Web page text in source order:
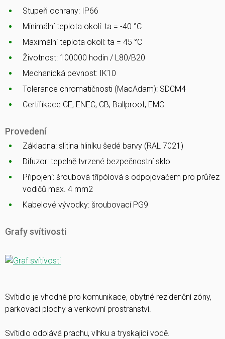
Stupeň ochrany: IP66
Minimální teplota okolí: ta = -40 °C
Maximální teplota okolí: ta = 45 °C
Životnost: 100000 hodin / L80/B20
Mechanická pevnost: IK10
Tolerance chromatičnosti (MacAdam): SDCM4
Certifikace CE, ENEC, CB, Ballproof, EMC
Provedení
Základna: slitina hliníku šedé barvy (RAL 7021)
Difuzor: tepelně tvrzené bezpečnostní sklo
Připojení: šroubová třípólová s odpojovačem pro průřez
vodičů max. 4 mm2
Kabelové vývodky: šroubovací PG9
Grafy svítivosti
Svítidlo je vhodné pro komunikace, obytné rezidenční zóny,
parkovací plochy a venkovní prostranství.
Svítidlo odolává prachu, vlhku a tryskající vodě.